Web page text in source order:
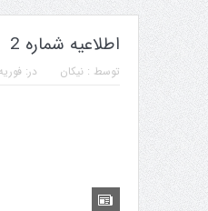
اطلاعیه شماره 2
توسط :نیکان در:فوریه 23, 2018